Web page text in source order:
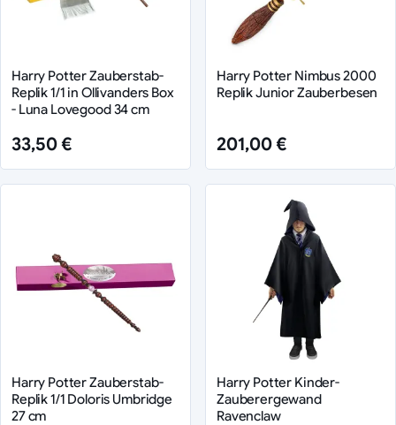
Harry Potter Zauberstab-
Replik 1/1 in Ollivanders Box
- Luna Lovegood 34 cm
33,50 €
Harry Potter Nimbus 2000
Replik Junior Zauberbesen
201,00 €
Harry Potter Zauberstab-
Replik 1/1 Doloris Umbridge
27 cm
Harry Potter Kinder-
Zauberergewand
Ravenclaw